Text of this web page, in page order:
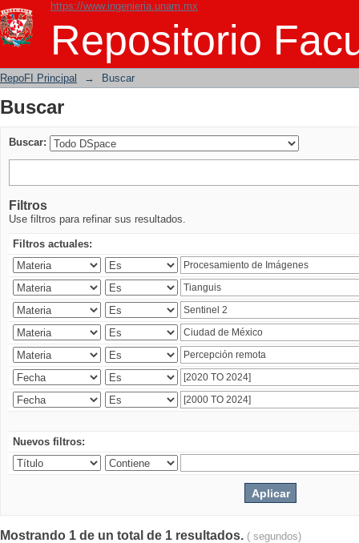
https://www.ingenieria.unam.mx
Repositorio
Buscar
RepoFI Principal → Buscar
Buscar
Buscar:
Filtros
Use filtros para refinar sus resultados.
Filtros actuales:
Nuevos filtros:
Mostrando 1 de un total de 1 resultados. ( segundos)